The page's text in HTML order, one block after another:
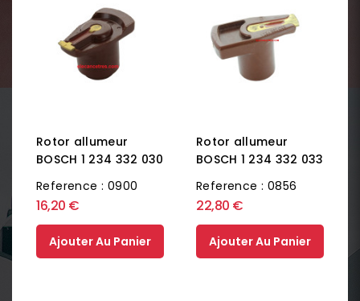
Rotor allumeur
BOSCH 1 234 332 030
Reference : 0900
16,20 €
Ajouter Au Panier
Rotor allumeur
BOSCH 1 234 332 033
Reference : 0856
22,80 €
Ajouter Au Panier